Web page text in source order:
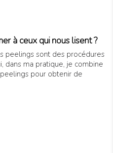
à ceux qui nous lisent ?
peelings sont des procédures
dans ma pratique, je combine
pour obtenir de